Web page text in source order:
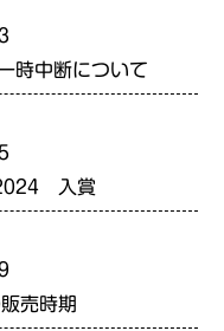
時中断について
入賞
売時期